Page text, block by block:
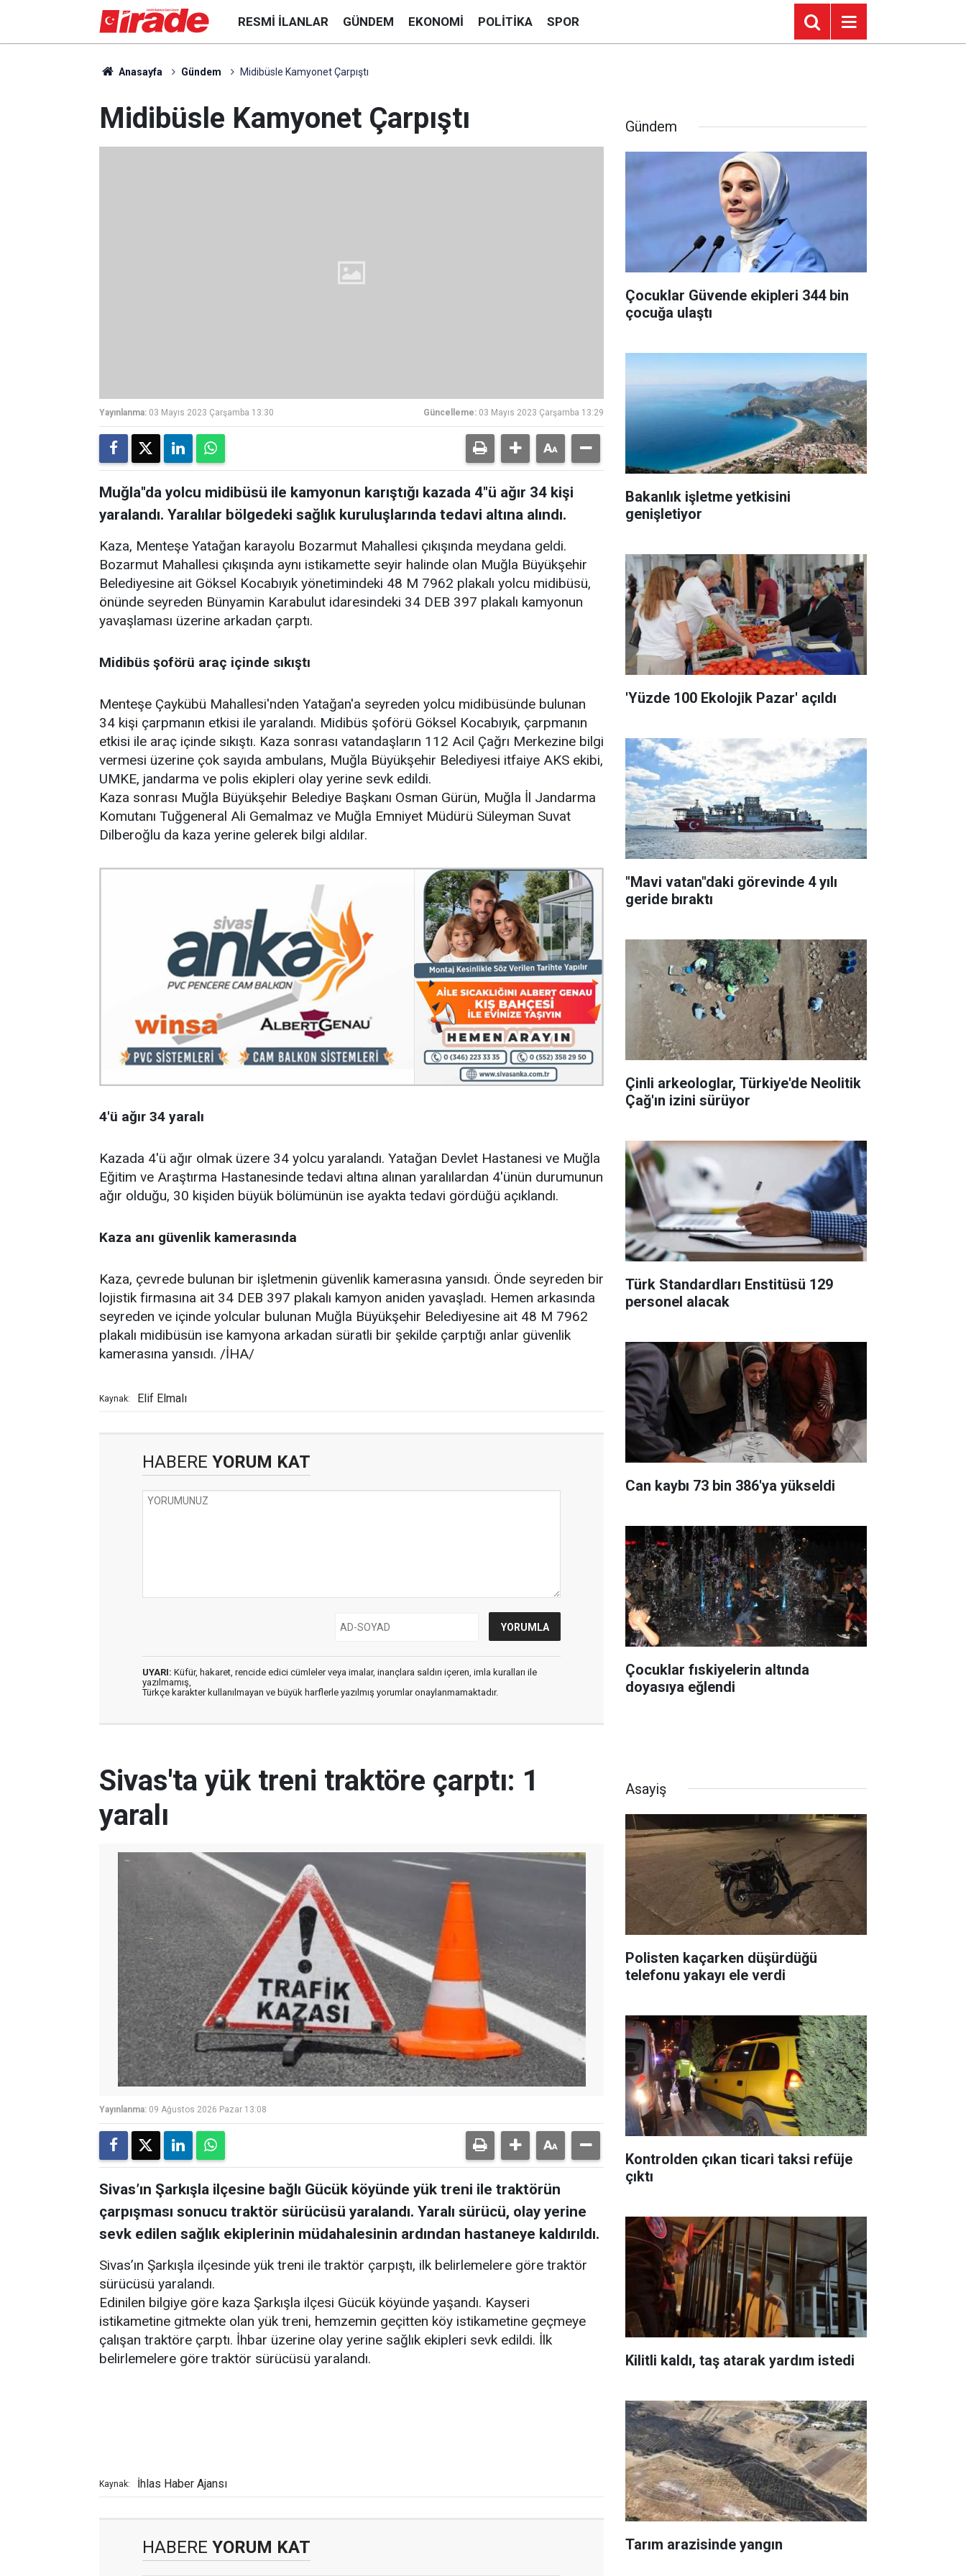
RESMI İLANLAR GÜNDEM EKONOMI POLITIKA SPOR
Anasayfa Gündem Midibüsle Kamyonet Çarpıştı
Midibüsle Kamyonet Çarpıştı
Yayınlanma: 03 Mayıs 2023 Çarşamba 13:30 Güncelleme: 03 Mayıs 2023 Çarşamba 13:29
Muğla"da yolcu midibüsü ile kamyonun karıştığı kazada 4"ü ağır 34 kişi
yaralandı. Yaralılar bölgedeki sağlık kuruluşlarında tedavi altına alındı.
Kaza, Menteşe Yatağan karayolu Bozarmut Mahallesi çıkışında meydana geldi.
Bozarmut Mahallesi çıkışında aynı istikamette seyir halinde olan Muğla Büyükşehir
Belediyesine ait Göksel Kocabıyık yönetimindeki 48 M 7962 plakalı yolcu midibüsü,
önünde seyreden Bünyamin Karabulut idaresindeki 34 DEB 397 plakalı kamyonun
yavaşlaması üzerine arkadan çarptı.
Midibüs şoförü araç içinde sıkıştı
Menteşe Çaykübü Mahallesi'nden Yatağan'a seyreden yolcu midibüsünde bulunan
34 kişi çarpmanın etkisi ile yaralandı. Midibüs şoförü Göksel Kocabıyık, çarpmanın
etkisi ile araç içinde sıkıştı. Kaza sonrası vatandaşların 112 Acil Çağrı Merkezine bilgi
vermesi üzerine çok sayıda ambulans, Muğla Büyükşehir Belediyesi itfaiye AKS ekibi,
UMKE, jandarma ve polis ekipleri olay yerine sevk edildi.
Kaza sonrası Muğla Büyükşehir Belediye Başkanı Osman Gürün, Muğla İl Jandarma
Komutanı Tuğgeneral Ali Gemalmaz ve Muğla Emniyet Müdürü Süleyman Suvat
Dilberoğlu da kaza yerine gelerek bilgi aldılar.
4'ü ağır 34 yaralı
Kazada 4'ü ağır olmak üzere 34 yolcu yaralandı. Yatağan Devlet Hastanesi ve Muğla
Eğitim ve Araştırma Hastanesinde tedavi altına alınan yaralılardan 4'ünün durumunun
ağır olduğu, 30 kişiden büyük bölümünün ise ayakta tedavi gördüğü açıklandı.
Kaza anı güvenlik kamerasında
Kaza, çevrede bulunan bir işletmenin güvenlik kamerasına yansıdı. Önde seyreden bir
lojistik firmasına ait 34 DEB 397 plakalı kamyon aniden yavaşladı. Hemen arkasında
seyreden ve içinde yolcular bulunan Muğla Büyükşehir Belediyesine ait 48 M 7962
plakalı midibüsün ise kamyona arkadan süratli bir şekilde çarptığı anlar güvenlik
kamerasına yansıdı. /İHA/
Kaynak: Elif Elmalı
HABERE YORUM KAT
UYARI: Küfür, hakaret, rencide edici cümleler veya imalar, inançlara saldırı içeren, imla kuralları ile
yazılmamış,
Türkçe karakter kullanılmayan ve büyük harflerle yazılmış yorumlar onaylanmamaktadır.
Gündem
Çocuklar Güvende ekipleri 344 bin
çocuğa ulaştı
Bakanlık işletme yetkisini
genişletiyor
'Yüzde 100 Ekolojik Pazar' açıldı
"Mavi vatan"daki görevinde 4 yılı
geride bıraktı
Çinli arkeologlar, Türkiye'de Neolitik
Çağ'ın izini sürüyor
Türk Standardları Enstitüsü 129
personel alacak
Can kaybı 73 bin 386'ya yükseldi
Çocuklar fıskiyelerin altında
doyasıya eğlendi
Sivas'ta yük treni traktöre çarptı: 1
yaralı
Yayınlanma: 09 Ağustos 2026 Pazar 13:08
Sivas’ın Şarkışla ilçesine bağlı Gücük köyünde yük treni ile traktörün
çarpışması sonucu traktör sürücüsü yaralandı. Yaralı sürücü, olay yerine
sevk edilen sağlık ekiplerinin müdahalesinin ardından hastaneye kaldırıldı.
Sivas’ın Şarkışla ilçesinde yük treni ile traktör çarpıştı, ilk belirlemelere göre traktör
sürücüsü yaralandı.
Edinilen bilgiye göre kaza Şarkışla ilçesi Gücük köyünde yaşandı. Kayseri
istikametine gitmekte olan yük treni, hemzemin geçitten köy istikametine geçmeye
çalışan traktöre çarptı. İhbar üzerine olay yerine sağlık ekipleri sevk edildi. İlk
belirlemelere göre traktör sürücüsü yaralandı.
Kaynak: İhlas Haber Ajansı
HABERE YORUM KAT
Asayiş
Polisten kaçarken düşürdüğü
telefonu yakayı ele verdi
Kontrolden çıkan ticari taksi refüje
çıktı
Kilitli kaldı, taş atarak yardım istedi
Tarım arazisinde yangın